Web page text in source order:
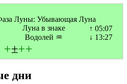
Луна в знаке
Водолей ♒
↑ 05:07
↓ 13:27
+±++
дни